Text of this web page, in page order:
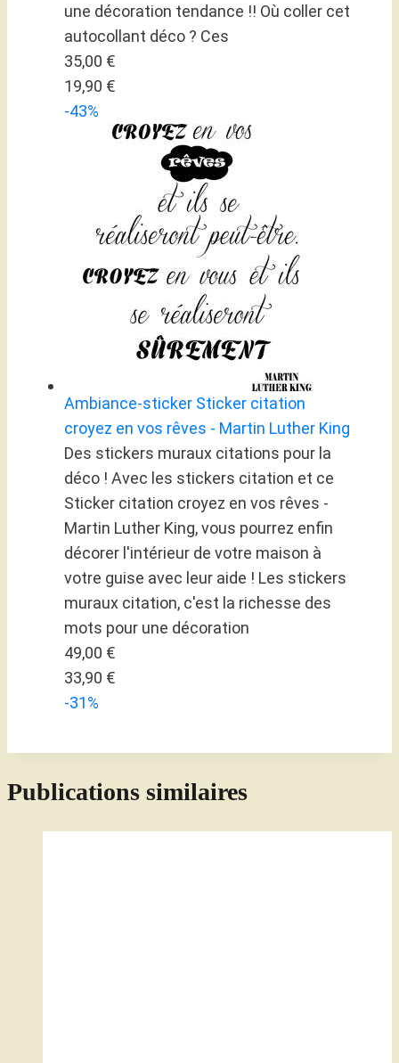
une décoration tendance !! Où coller cet
autocollant déco ? Ces
35,00 €
19,90 €
-43%
Ambiance-sticker Sticker citation
croyez en vos rêves - Martin Luther King
Des stickers muraux citations pour la
déco ! Avec les stickers citation et ce
Sticker citation croyez en vos rêves -
Martin Luther King, vous pourrez enfin
décorer l'intérieur de votre maison à
votre guise avec leur aide ! Les stickers
muraux citation, c'est la richesse des
mots pour une décoration
49,00 €
33,90 €
-31%
Publications similaires